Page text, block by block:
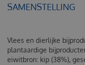
SAMENSTELLING
Vlees en dierlijke
plantaardige
eiwitbron: kip (38%),